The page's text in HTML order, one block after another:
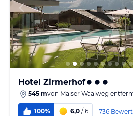
Hotel Zirmerhof
545 mvon Maiser Waalweg
100% 6,0 / 6 736